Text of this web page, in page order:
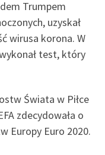
Trumpem
uzyskał
wirusa korona. W
test, który
Świata w Piłce
zdecydowała o
Europy Euro 2020.